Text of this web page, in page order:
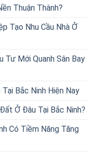
Thuận Thành?
Tạo Nhu Cầu Nhà Ở
Tư Mới Quanh Sân Bay
Bắc Ninh Hiện Nay
Ở Đâu Tại Bắc Ninh?
Có Tiềm Năng Tăng